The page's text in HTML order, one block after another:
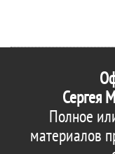
Сергея
Полное
материалов